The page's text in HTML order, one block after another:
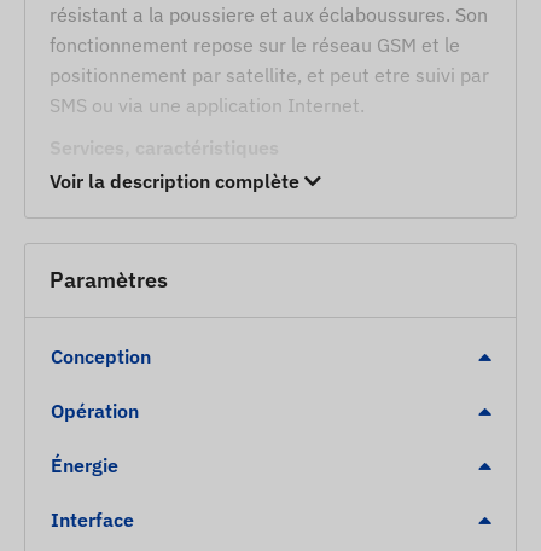
résistant a la poussiere et aux éclaboussures. Son
fonctionnement repose sur le réseau GSM et le
positionnement par satellite, et peut etre suivi par
SMS ou via une application Internet.
Communication entre l'appareil et son
Parametres de fonctionnement, interrogation de
configurable
Antenne interne de réception satellite a haute
Voir la description complète
Paramètres
Conception
Opération
Énergie
Interface